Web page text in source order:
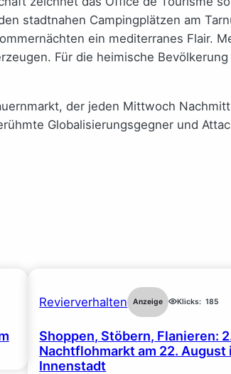
stadtnahen Campingplätzen am
ein mediterranes Flair.
Für die heimische
der jeden Mittwoch
Globalisierungsgegner und
Revierverhalten Anzeige Klicks: 185
Shoppen, Stöbern, Flanieren:
Nachtflohmarkt am 22. August
Innenstadt